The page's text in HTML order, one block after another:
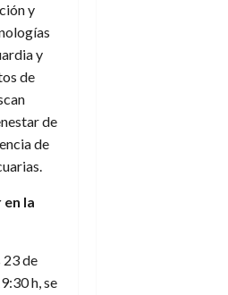
y
y
de
de
de
la
23 de
h, se